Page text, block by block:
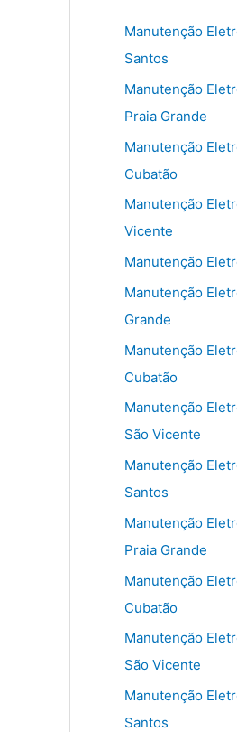
Manutenção
Santos
Manutenção
Praia Grande
Manutenção
Cubatão
Manutenção
Vicente
Manutenção
Manutenção
Grande
Manutenção
Cubatão
Manutenção
São Vicente
Manutenção
Santos
Manutenção
Praia Grande
Manutenção
Cubatão
Manutenção
São Vicente
Manutenção
Santos